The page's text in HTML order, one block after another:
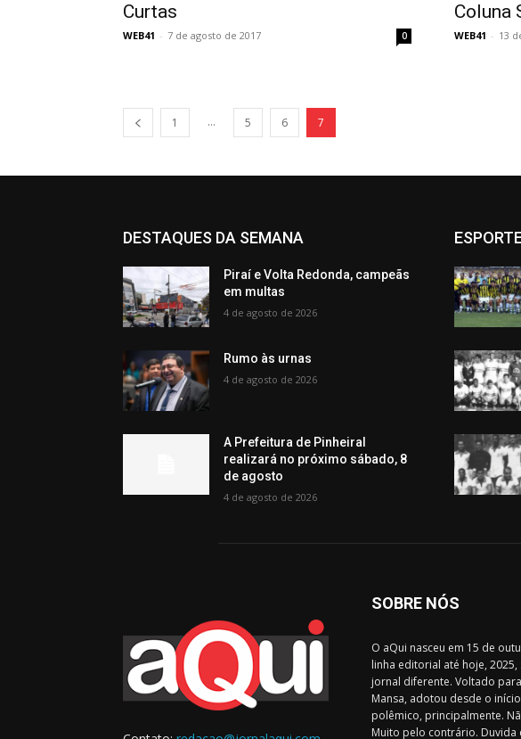
Curtas
WEB41 - 7 de agosto de 2017 0
Coluna
WEB41 - 13
1 ... 5 6 7
DESTAQUES DA SEMANA
Piraí e Volta Redonda, campeãs
em multas
4 de agosto de 2026
Rumo às urnas
4 de agosto de 2026
A Prefeitura de Pinheiral
realizará no próximo sábado, 8
de agosto
4 de agosto de 2026
SOBRE NÓS
O aQui nasceu em 15 de
linha editorial até hoje,
jornal diferente. Voltado
Mansa, adotou desde o
polêmico, principalmente.
Muito pelo contrário. Duvida